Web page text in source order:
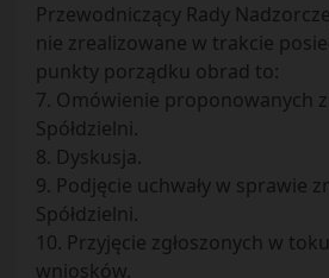
Przewodniczący Rady
nie zrealizowane w trakcie
punkty porządku obrad to:
7. Omówienie proponowanych
Spółdzielni.
8. Dyskusja.
9. Podjęcie uchwały w sprawie
Spółdzielni.
10. Przyjęcie zgłoszonych w
wniosków.